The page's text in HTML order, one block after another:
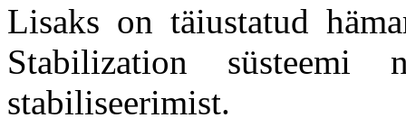
Lisaks on täiustatud
Stabilization
stabiliseerimist.